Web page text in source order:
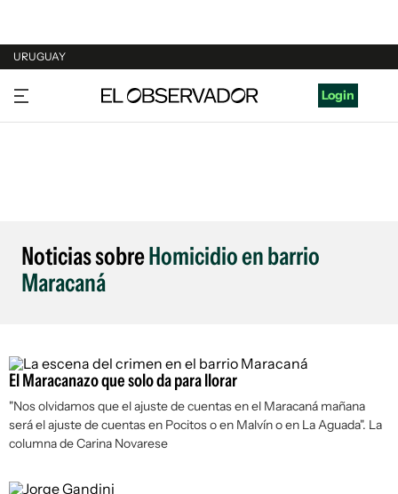
URUGUAY
URUGUAY
ARGENTINA
Login
Noticias sobreHomicidio en barrio
Maracaná
El Maracanazo que solo da para llorar
"Nos olvidamos que el ajuste de cuentas en el Maracaná mañana
será el ajuste de cuentas en Pocitos o en Malvín o en La Aguada". La
columna de Carina Novarese